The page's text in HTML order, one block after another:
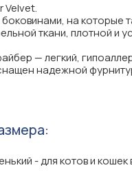
Velvet.
боковинами, на
ткани, плотной и
— легкий,
надежной
- для котов и